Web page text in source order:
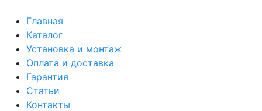
Главная
Каталог
Установка и монтаж
Оплата и доставка
Гарантия
Статьи
Контакты